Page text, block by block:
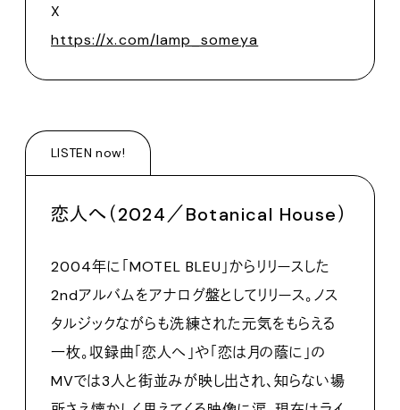
X
https://x.com/lamp_someya
LISTEN now!
恋人へ（2024／Botanical House）
2004年に「MOTEL BLEU」からリリースした
2ndアルバムをアナログ盤としてリリース。ノス
タルジックながらも洗練された元気をもらえる
一枚。収録曲「恋人へ」や「恋は月の蔭に」の
MVでは3人と街並みが映し出され、知らない場